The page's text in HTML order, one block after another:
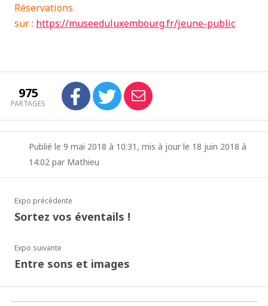
Réservations
sur : https://museeduluxembourg.fr/jeune-public
975
PARTAGES
Publié le 9 mai 2018 à 10:31, mis à jour le 18 juin 2018 à
14:02 par Mathieu
Expo précédente
Sortez vos éventails !
Expo suivante
Entre sons et images